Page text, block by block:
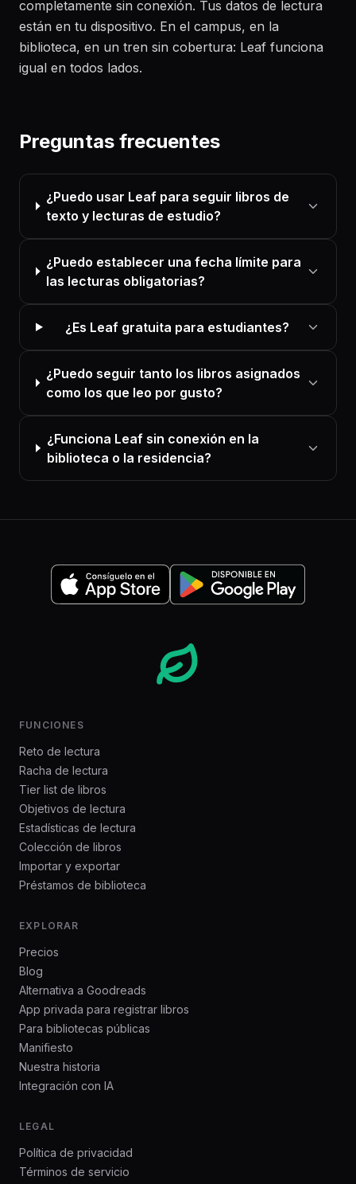
completamente sin conexión. Tus datos de lectura
están en tu dispositivo. En el campus, en la
biblioteca, en un tren sin cobertura: Leaf funciona
igual en todos lados.
Preguntas frecuentes
¿Puedo usar Leaf para seguir libros de
texto y lecturas de estudio?
¿Puedo establecer una fecha límite para
las lecturas obligatorias?
¿Es Leaf gratuita para estudiantes?
¿Puedo seguir tanto los libros asignados
como los que leo por gusto?
¿Funciona Leaf sin conexión en la
biblioteca o la residencia?
FUNCIONES
Reto de lectura
Racha de lectura
Tier list de libros
Objetivos de lectura
Estadísticas de lectura
Colección de libros
Importar y exportar
Préstamos de biblioteca
EXPLORAR
Precios
Blog
Alternativa a Goodreads
App privada para registrar libros
Para bibliotecas públicas
Manifiesto
Nuestra historia
Integración con IA
LEGAL
Política de privacidad
Términos de servicio